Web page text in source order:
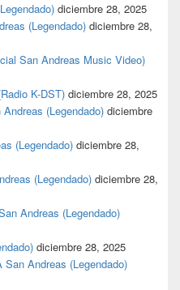
diciembre 28, 2025
(Legendado) diciembre 28,
San Andreas Music Video)
K-DST) diciembre 28, 2025
(Legendado) diciembre
(Legendado) diciembre 28,
(Legendado) diciembre 28,
Andreas (Legendado)
diciembre 28, 2025
Andreas (Legendado)